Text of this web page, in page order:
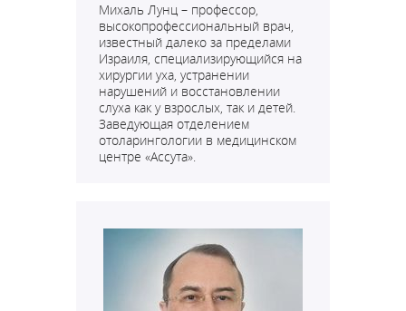
Михаль Лунц – профессор,
высокопрофессиональный врач,
известный далеко за пределами
Израиля, специализирующийся на
хирургии уха, устранении
нарушений и восстановлении
слуха как у взрослых, так и детей.
Заведующая отделением
отоларингологии в медицинском
центре «Ассута».